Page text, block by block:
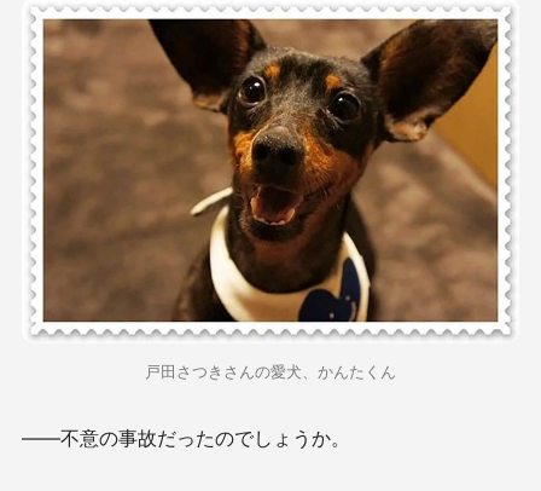
戸田さつきさんの愛犬、かんたくん
——不意の事故だったのでしょうか。